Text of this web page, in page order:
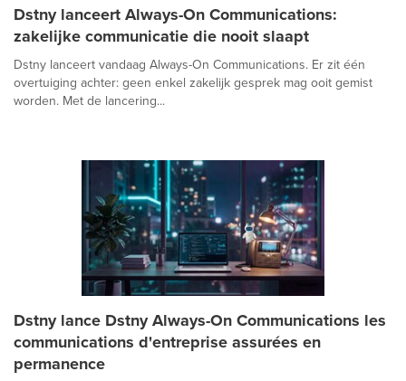
Dstny lanceert Always-On Communications:
zakelijke communicatie die nooit slaapt
Dstny lanceert vandaag Always-On Communications. Er zit één
overtuiging achter: geen enkel zakelijk gesprek mag ooit gemist
worden. Met de lancering...
Dstny lance Dstny Always-On Communications les
communications d'entreprise assurées en
permanence